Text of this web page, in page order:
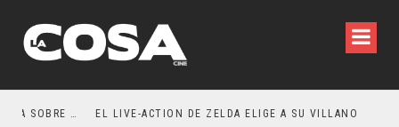
RESEÑA LA INVITACIÓN: OLIVIA WILDE REFLEXIONA SOBRE LA VIDA CONYUGAL EL LIVE-ACTION DE ZELDA ELIGE A SU VILLANO